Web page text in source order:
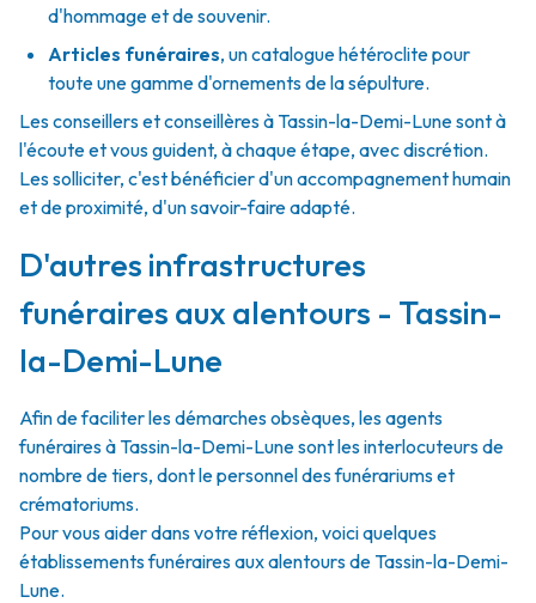
d'hommage et de souvenir.
Articles funéraires, un catalogue hétéroclite pour
toute une gamme d'ornements de la sépulture.
Les conseillers et conseillères à Tassin-la-Demi-Lune sont à
l'écoute et vous guident, à chaque étape, avec discrétion.
Les solliciter, c'est bénéficier d'un accompagnement humain
et de proximité, d'un savoir-faire adapté.
D'autres infrastructures
funéraires aux alentours - Tassin-
la-Demi-Lune
Afin de faciliter les démarches obsèques, les agents
funéraires à Tassin-la-Demi-Lune sont les interlocuteurs de
nombre de tiers, dont le personnel des funérariums et
crématoriums.
Pour vous aider dans votre réflexion, voici quelques
établissements funéraires aux alentours de Tassin-la-Demi-
Lune.